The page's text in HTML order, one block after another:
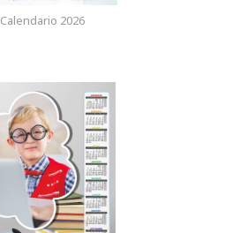
Calendario 2026